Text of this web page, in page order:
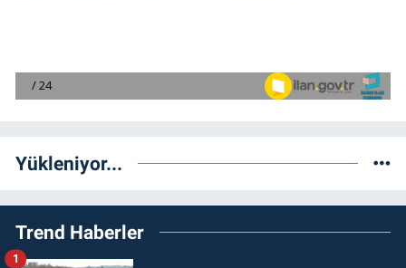
Yükleniyor...
Trend Haberler
1